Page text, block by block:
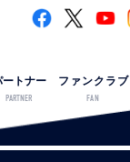
ートナー
PARTNER
ファンクラブ
FAN